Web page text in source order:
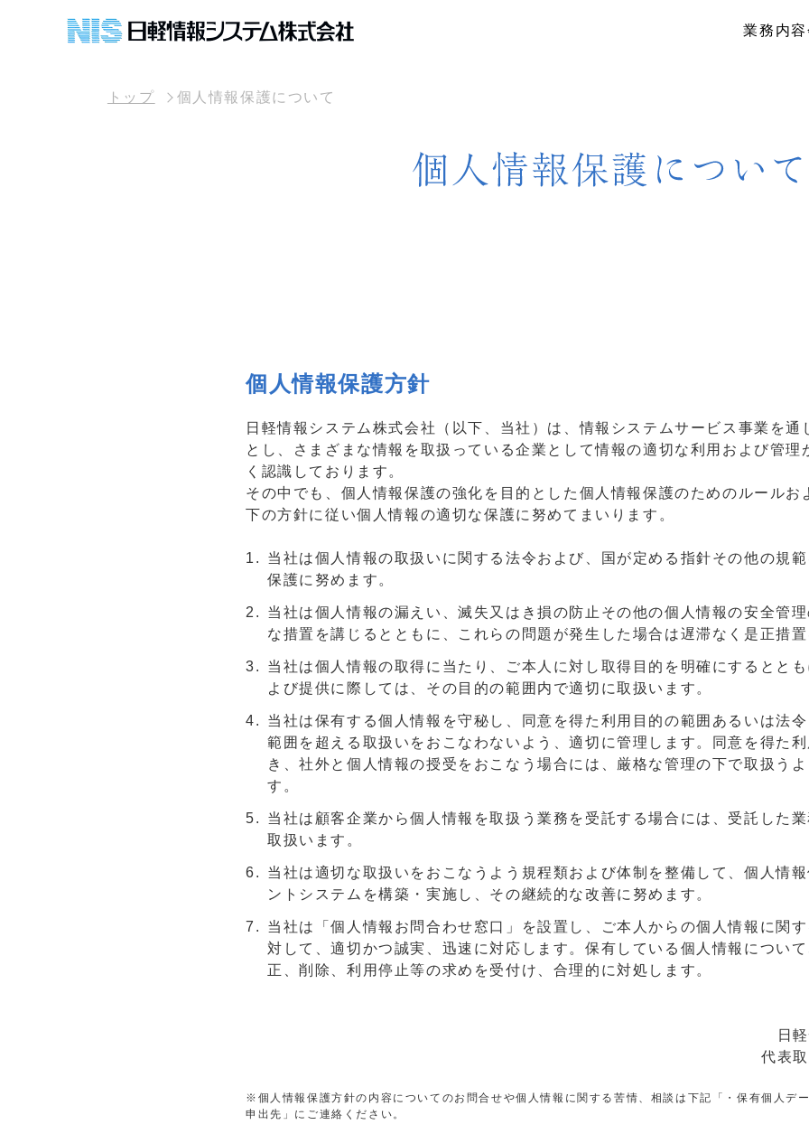
業務内容
トップ 個人情報保護について
個人情報保護方針
日軽情報システム株式会社（以下、当社）は、情報システムサービス事業を通
とし、さまざまな情報を取扱っている企業として情報の適切な利用および管理
く認識しております。
その中でも、個人情報保護の強化を目的とした個人情報保護のためのルールお
下の方針に従い個人情報の適切な保護に努めてまいります。
当社は個人情報の取扱いに関する法令および、国が定める指針その他の規
保護に努めます。
当社は個人情報の漏えい、滅失又はき損の防止その他の個人情報の安全管
な措置を講じるとともに、これらの問題が発生した場合は遅滞なく是正措
当社は個人情報の取得に当たり、ご本人に対し取得目的を明確にするとと
よび提供に際しては、その目的の範囲内で適切に取扱います。
当社は保有する個人情報を守秘し、同意を得た利用目的の範囲あるいは法
範囲を超える取扱いをおこなわないよう、適切に管理します。同意を得た
き、社外と個人情報の授受をおこなう場合には、厳格な管理の下で取扱う
す。
当社は顧客企業から個人情報を取扱う業務を受託する場合には、受託した
取扱います。
当社は適切な取扱いをおこなうよう規程類および体制を整備して、個人情
ントシステムを構築・実施し、その継続的な改善に努めます。
当社は「個人情報お問合わせ窓口」を設置し、ご本人からの個人情報に関
対して、適切かつ誠実、迅速に対応します。保有している個人情報につい
正、削除、利用停止等の求めを受付け、合理的に対処します。
日
代表
※個人情報保護方針の内容についてのお問合せや個人情報に関する苦情、相談は下記「・保有個人デ
申出先」にご連絡ください。